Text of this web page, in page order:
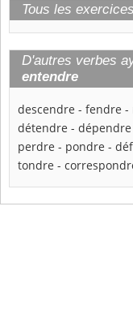
Tous les
D'autres verbes
entendre
descendre - fendre -
détendre - dépendre
perdre - pondre -
tondre -